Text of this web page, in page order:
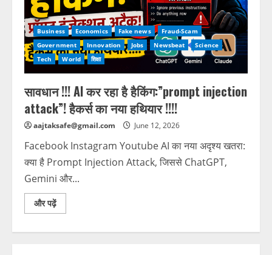
Business Economics Fake news
Fraud-Scam
Government
Innovation Jobs Newsbeat
Science
Tech
World शिक्षा
सावधान !!! AI कर रहा है हैकिंग:”prompt injection
attack”! हैकर्स का नया हथियार !!!!
aajtaksafe@gmail.com June 12, 2026
Facebook Instagram Youtube AI का नया अदृश्य खतरा:
क्या है Prompt Injection Attack, जिससे ChatGPT,
Gemini और...
और पढ़ें